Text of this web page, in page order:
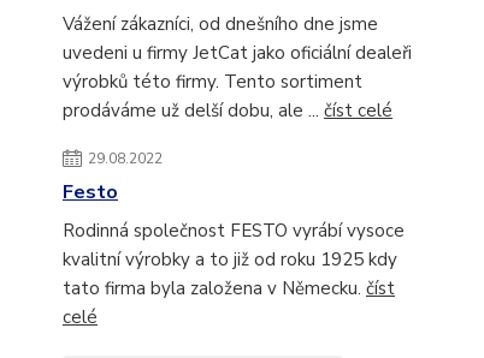
Vážení zákazníci, od dnešního dne jsme
uvedeni u firmy JetCat jako oficiální dealeři
výrobků této firmy. Tento sortiment
prodáváme už delší dobu, ale ... číst celé
29.08.2022
Festo
Rodinná společnost FESTO vyrábí vysoce
kvalitní výrobky a to již od roku 1925 kdy
tato firma byla založena v Německu. číst
celé